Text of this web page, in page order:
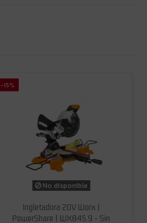
-15%
No disponible
Ingletadora 20V Worx |
PowerShare | WX845.9 - Sin